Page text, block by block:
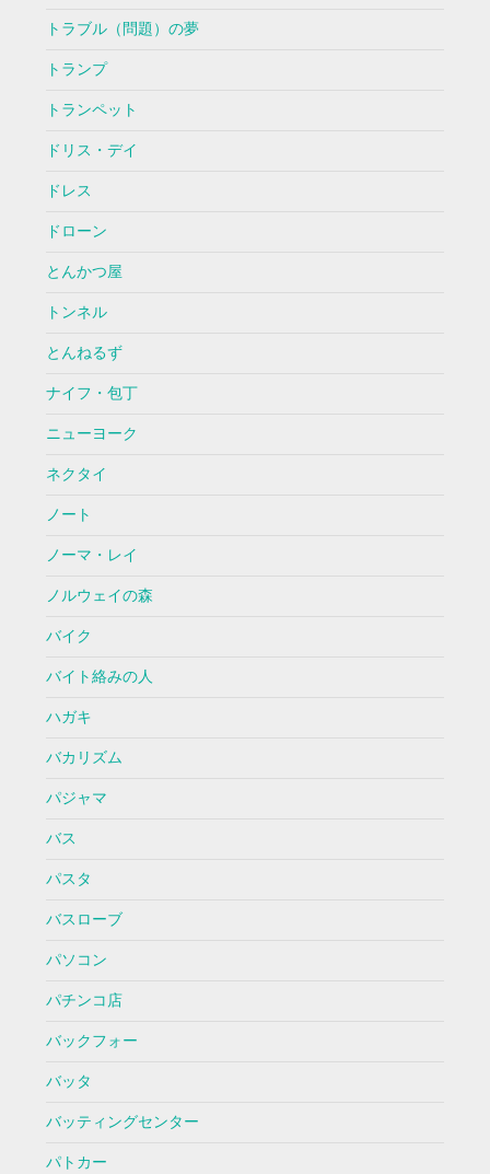
トラブル（問題）の夢
トランプ
トランペット
ドリス・デイ
ドレス
ドローン
とんかつ屋
トンネル
とんねるず
ナイフ・包丁
ニューヨーク
ネクタイ
ノート
ノーマ・レイ
ノルウェイの森
バイク
バイト絡みの人
ハガキ
バカリズム
パジャマ
バス
パスタ
バスローブ
パソコン
パチンコ店
バックフォー
バッタ
バッティングセンター
パトカー